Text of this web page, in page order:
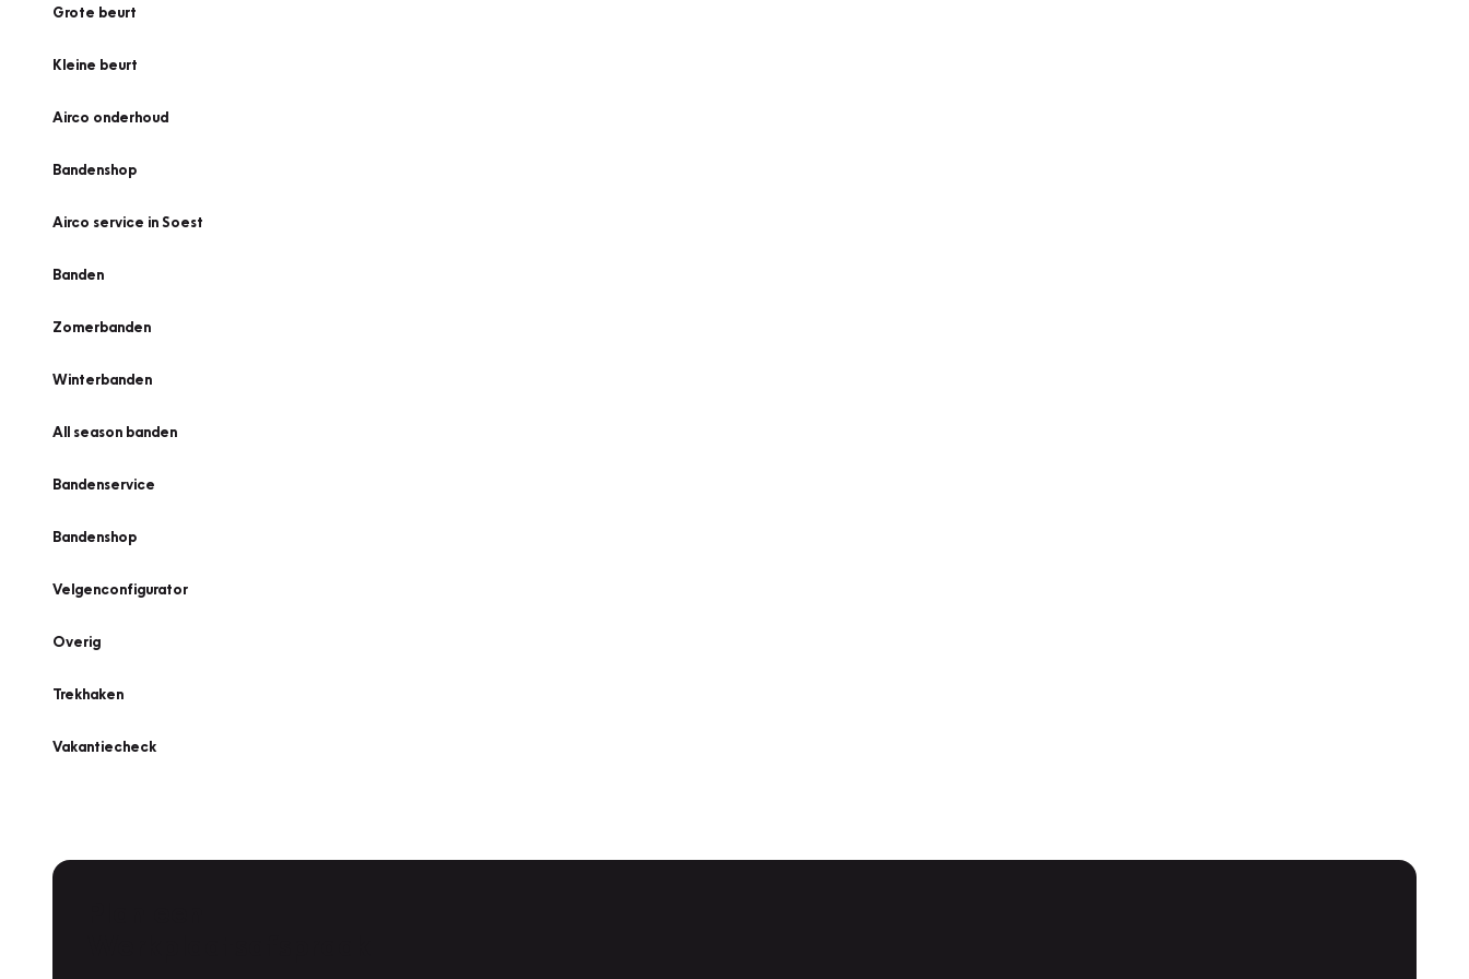
Grote beurt
Kleine beurt
Airco onderhoud
Bandenshop
Airco service in Soest
Banden
Zomerbanden
Winterbanden
All season banden
Bandenservice
Bandenshop
Velgenconfigurator
Overig
Trekhaken
Vakantiecheck